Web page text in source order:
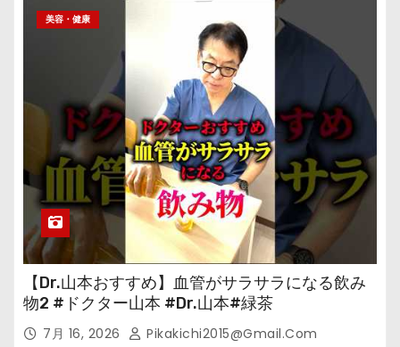
美容・健康
【Dr.山本おすすめ】血管がサラサラになる飲み
物2 #ドクター山本 #Dr.山本#緑茶
7月 16, 2026 Pikakichi2015@gmail.com